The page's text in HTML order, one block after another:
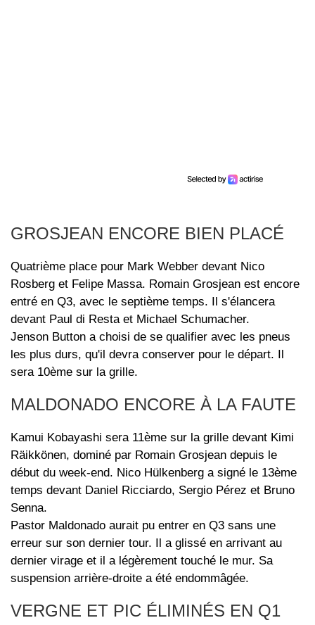
GROSJEAN ENCORE BIEN PLACÉ
Quatrième place pour Mark Webber devant Nico
Rosberg et Felipe Massa. Romain Grosjean est encore
entré en Q3, avec le septième temps. Il s'élancera
devant Paul di Resta et Michael Schumacher.
Jenson Button a choisi de se qualifier avec les pneus
les plus durs, qu'il devra conserver pour le départ. Il
sera 10ème sur la grille.
MALDONADO ENCORE À LA FAUTE
Kamui Kobayashi sera 11ème sur la grille devant Kimi
Räikkönen, dominé par Romain Grosjean depuis le
début du week-end. Nico Hülkenberg a signé le 13ème
temps devant Daniel Ricciardo, Sergio Pérez et Bruno
Senna.
Pastor Maldonado aurait pu entrer en Q3 sans une
erreur sur son dernier tour. Il a glissé en arrivant au
dernier virage et il a légèrement touché le mur. Sa
suspension arrière-droite a été endommâgée.
VERGNE ET PIC ÉLIMINÉS EN Q1